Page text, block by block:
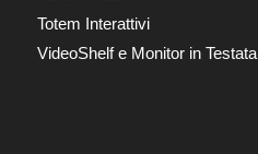
Totem Interattivi
VideoShelf e Monitor in Testata